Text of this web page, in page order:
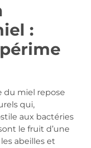
:
du miel repose
qui,
aux bactéries
le fruit d’une
abeilles et